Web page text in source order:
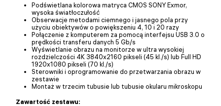
Podświetlana kolorowa matryca CMOS SONY Exmor,
wysoka światłoczułość
Obserwacje metodami ciemnego i jasnego pola przy
użyciu obiektywów o powiększeniu 4, 10 i 20 razy
Połączenie z komputerem za pomocą interfejsu USB 3.0 o
prędkości transferu danych 5 Gb/s
Wyświetlanie obrazu na monitorze w ultra wysokiej
rozdzielczości 4K 3840x2160 pikseli (45 kl./s) lub Full HD
1920x1080 pikseli (70 kl./s)
Sterowniki i oprogramowanie do przetwarzania obrazu w
zestawie
Montaż w trzecim tubusie lub tubusie okularu mikroskopu
Zawartość zestawu: